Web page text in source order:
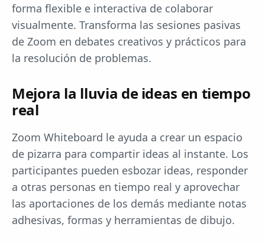
forma flexible e interactiva de colaborar
visualmente. Transforma las sesiones pasivas
de Zoom en debates creativos y prácticos para
la resolución de problemas.
Mejora la lluvia de ideas en tiempo
real
Zoom Whiteboard le ayuda a crear un espacio
de pizarra para compartir ideas al instante. Los
participantes pueden esbozar ideas, responder
a otras personas en tiempo real y aprovechar
las aportaciones de los demás mediante notas
adhesivas, formas y herramientas de dibujo.